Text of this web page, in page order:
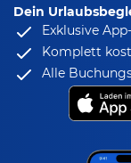
Dein
Exklusive
Komplett
Alle